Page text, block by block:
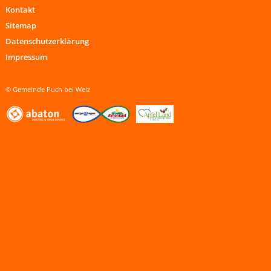
Kontakt
Sitemap
Datenschutzerklärung
Impressum
© Gemeinde Puch bei Weiz